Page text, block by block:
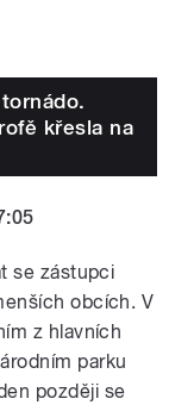
křesla na
se zástupci
obcích. V
z hlavních
parku
později se